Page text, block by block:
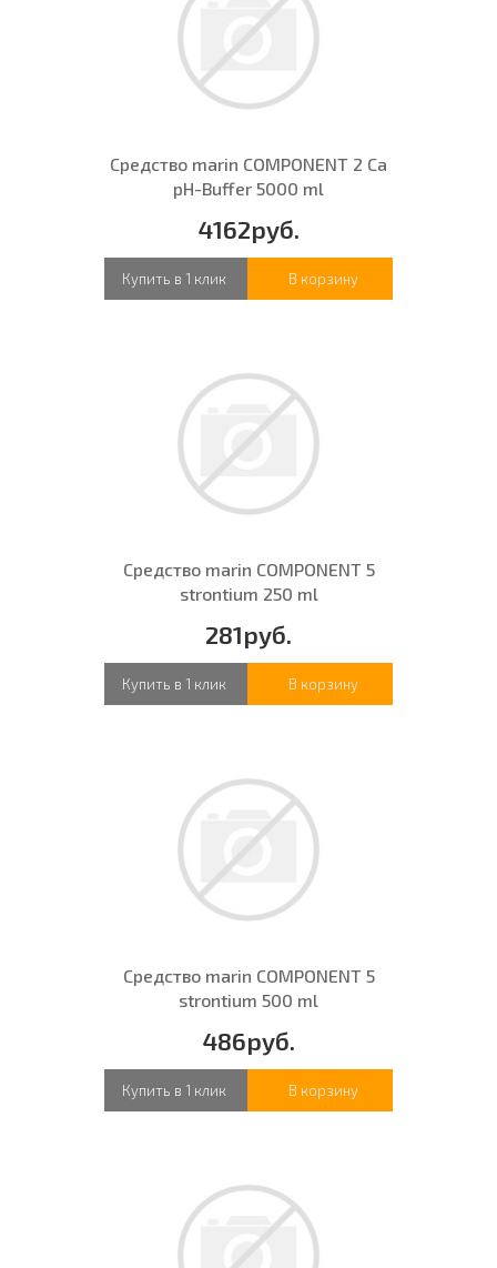
Средство marin COMPONENT 2 Ca
pH-Buffer 5000 ml
4162руб.
Купить в 1 клик В корзину
Средство marin COMPONENT 5
strontium 250 ml
281руб.
Купить в 1 клик В корзину
Средство marin COMPONENT 5
strontium 500 ml
486руб.
Купить в 1 клик В корзину